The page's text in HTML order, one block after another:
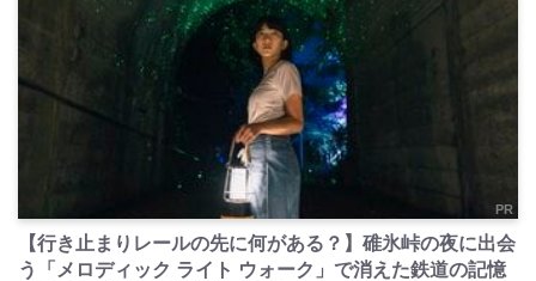
PR
【行き止まりレールの先に何がある？】碓氷峠の夜に出会
う「メロディック ライト ウォーク」で消えた鉄道の記憶